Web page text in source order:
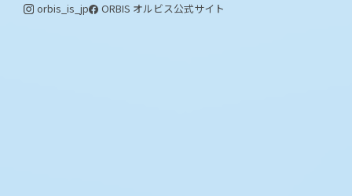
orbis_is_jp ORBIS オルビス公式サイト